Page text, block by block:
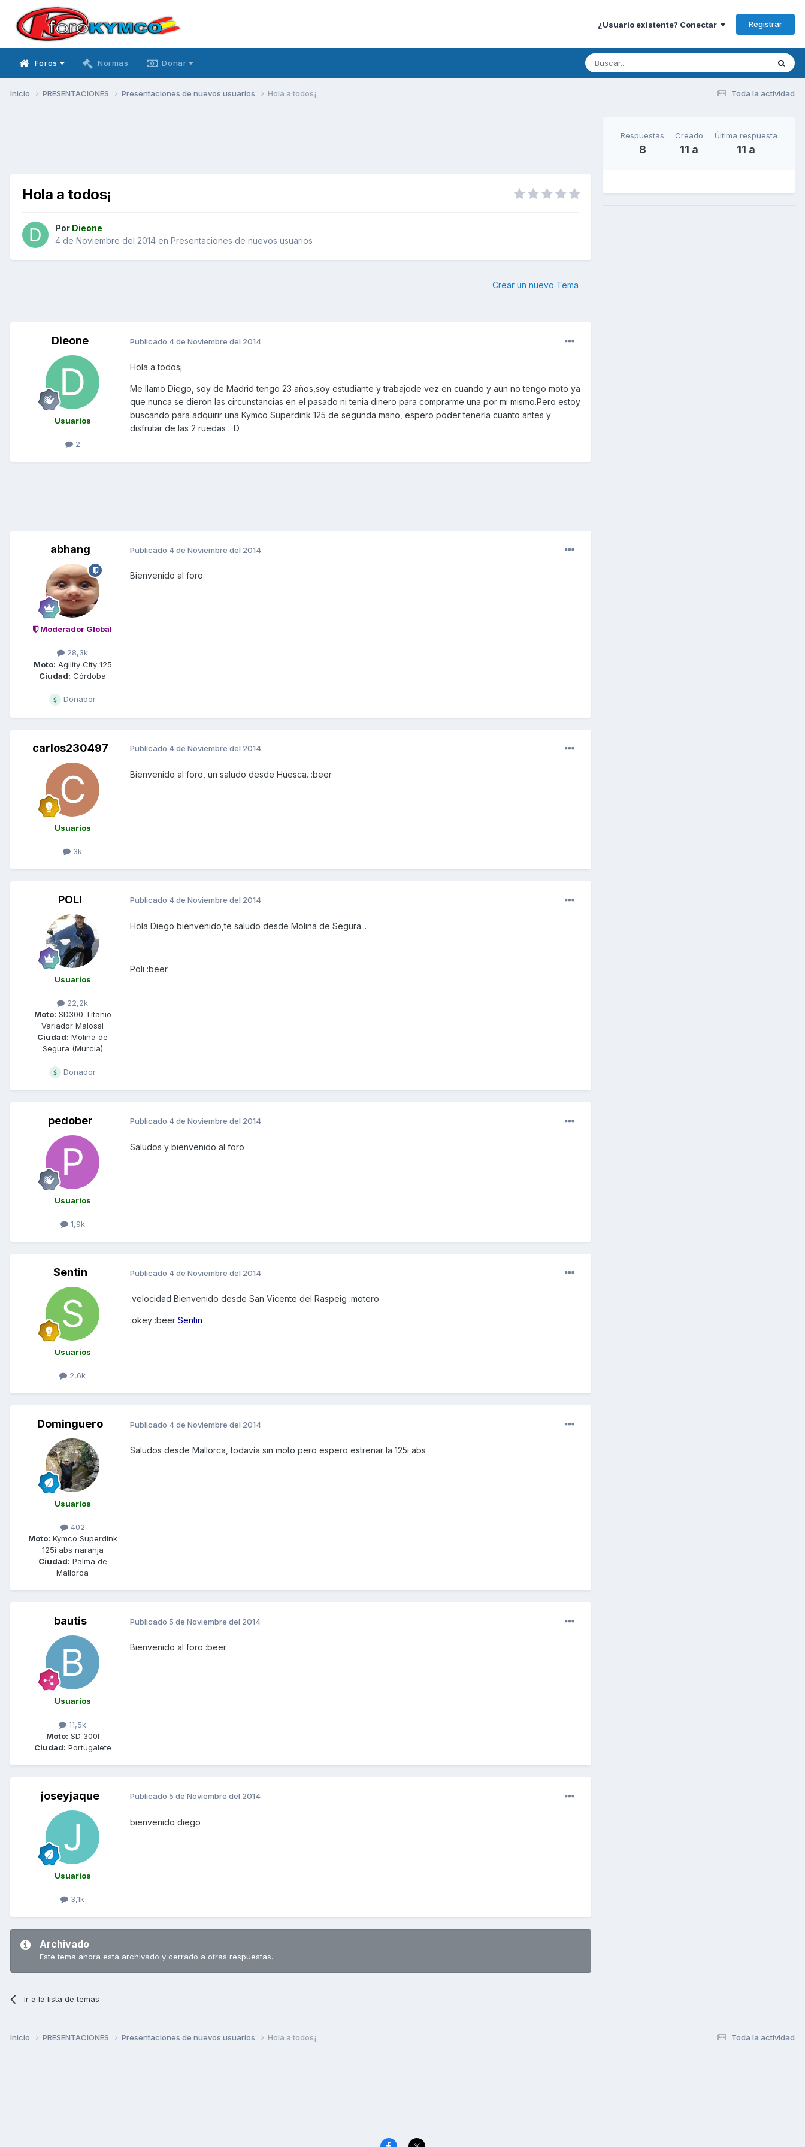
¿Usuario existente? Conectar Registrar
Foros Normas Donar
Toda la actividad
Inicio PRESENTACIONES Presentaciones de nuevos usuarios Hola a todos¡
Hola a todos¡
Por Dieone
4 de Noviembre del 2014 en Presentaciones de nuevos usuarios
Crear un nuevo Tema
Dieone
Usuarios
2
Publicado 4 de Noviembre del 2014
Hola a todos¡
Me llamo Diego, soy de Madrid tengo 23 años,soy estudiante y trabajode vez en cuando y aun no tengo moto ya
que nunca se dieron las circunstancias en el pasado ni tenia dinero para comprarme una por mi mismo.Pero estoy
buscando para adquirir una Kymco Superdink 125 de segunda mano, espero poder tenerla cuanto antes y
disfrutar de las 2 ruedas :-D
abhang
Moderador Global
28,3k
Moto: Agility City 125
Ciudad: Córdoba
Donador
Publicado 4 de Noviembre del 2014
Bienvenido al foro.
carlos230497
Usuarios
3k
Publicado 4 de Noviembre del 2014
Bienvenido al foro, un saludo desde Huesca. :beer
POLI
Usuarios
22,2k
Moto: SD300 Titanio
Variador Malossi
Ciudad: Molina de
Segura (Murcia)
Donador
Publicado 4 de Noviembre del 2014
Hola Diego bienvenido,te saludo desde Molina de Segura...
Poli :beer
pedober
Usuarios
1,9k
Publicado 4 de Noviembre del 2014
Saludos y bienvenido al foro
Sentin
Usuarios
2,6k
Publicado 4 de Noviembre del 2014
:velocidad Bienvenido desde San Vicente del Raspeig :motero
:okey :beer Sentin
Dominguero
Usuarios
402
Moto: Kymco Superdink
125i abs naranja
Ciudad: Palma de
Mallorca
Publicado 4 de Noviembre del 2014
Saludos desde Mallorca, todavía sin moto pero espero estrenar la 125i abs
bautis
Usuarios
11,5k
Moto: SD 300I
Ciudad: Portugalete
Publicado 5 de Noviembre del 2014
Bienvenido al foro :beer
joseyjaque
Usuarios
3,1k
Publicado 5 de Noviembre del 2014
bienvenido diego
Archivado
Este tema ahora está archivado y cerrado a otras respuestas.
Ir a la lista de temas
Respuestas
8
Creado
11 a
Última respuesta
11 a
Toda la actividad
Inicio PRESENTACIONES Presentaciones de nuevos usuarios Hola a todos¡